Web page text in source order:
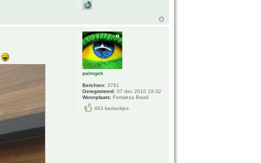
palmgek
Berichten: 3761
Geregistreerd: 07 dec 2010 19:32
Woonplaats: Fortaleza Brasil
463 bedankjes